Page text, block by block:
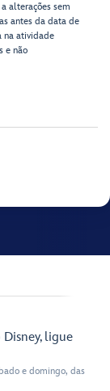
alterações sem
antes da data de
na atividade
e não
ligue
e domingo, das